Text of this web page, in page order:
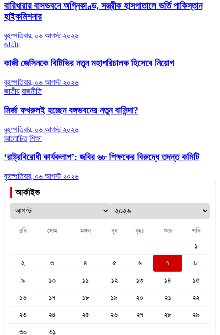
বারিধারায় বাসভবনে অগ্নিকাণ্ড, সস্ত্রীক হাসপাতালে ভর্তি পাকিস্তান
হাইকমিশনার
বৃহস্পতিবার, ০৬ আগস্ট ২০২৬
জাতীয়
কাজী জেসিনকে বিটিভির নতুন মহাপরিচালক হিসেবে নিয়োগ
বৃহস্পতিবার, ০৬ আগস্ট ২০২৬
জাতীয় রাজনীতি
মির্জা ফখরুলই হচ্ছেন বঙ্গভবনের নতুন বাসিন্দা?
বৃহস্পতিবার, ০৬ আগস্ট ২০২৬
আলোচিত শিক্ষা
‘রাষ্ট্রবিরোধী কার্যকলাপ’: জবির ৬৮ শিক্ষকের বিরুদ্ধে তদন্ত কমিটি
বৃহস্পতিবার, ০৬ আগস্ট ২০২৬
আর্কাইভ
রবি সোম মঙ্গল বুধ বৃহঃ শুক্র শনি
১
২
৩ ৪ ৫ ৬ ৭
৮
৯
১০ ১১ ১২ ১৩ ১৪
১৫
১৬
১৭ ১৮ ১৯ ২০ ২১
২২
২৩
২৪ ২৫ ২৬ ২৭ ২৮
২৯
৩০
৩১